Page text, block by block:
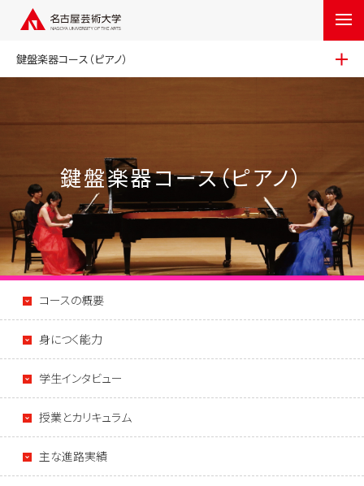
鍵盤楽器コース（ピアノ）
鍵盤楽器コース（ピアノ）
コースの概要
身につく能力
学生インタビュー
授業とカリキュラム
主な進路実績